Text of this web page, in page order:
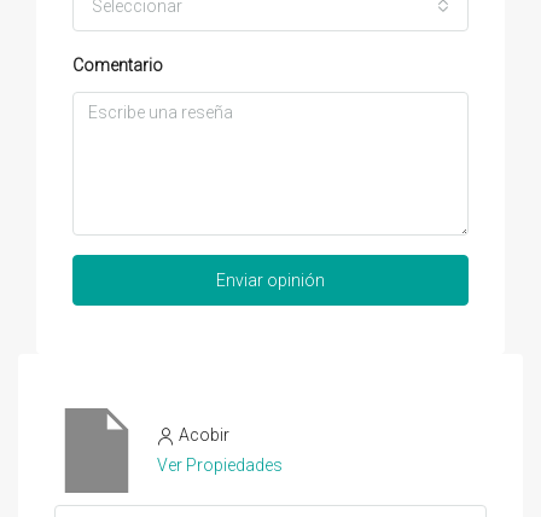
Seleccionar
Comentario
Enviar opinión
Acobir
Ver Propiedades